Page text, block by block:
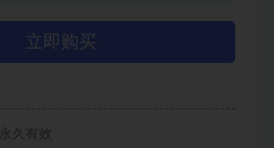
立即购买
永久有效